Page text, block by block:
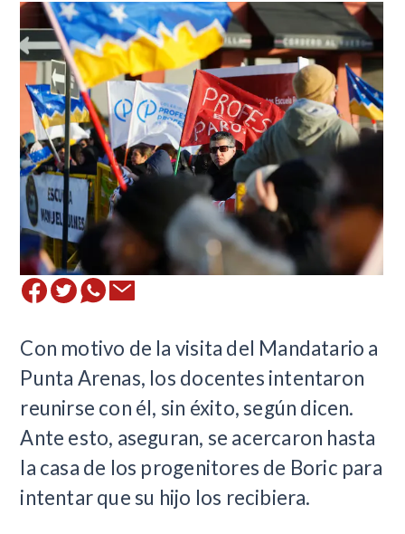
Con motivo de la visita del Mandatario a
Punta Arenas, los docentes intentaron
reunirse con él, sin éxito, según dicen.
Ante esto, aseguran, se acercaron hasta
la casa de los progenitores de Boric para
intentar que su hijo los recibiera.